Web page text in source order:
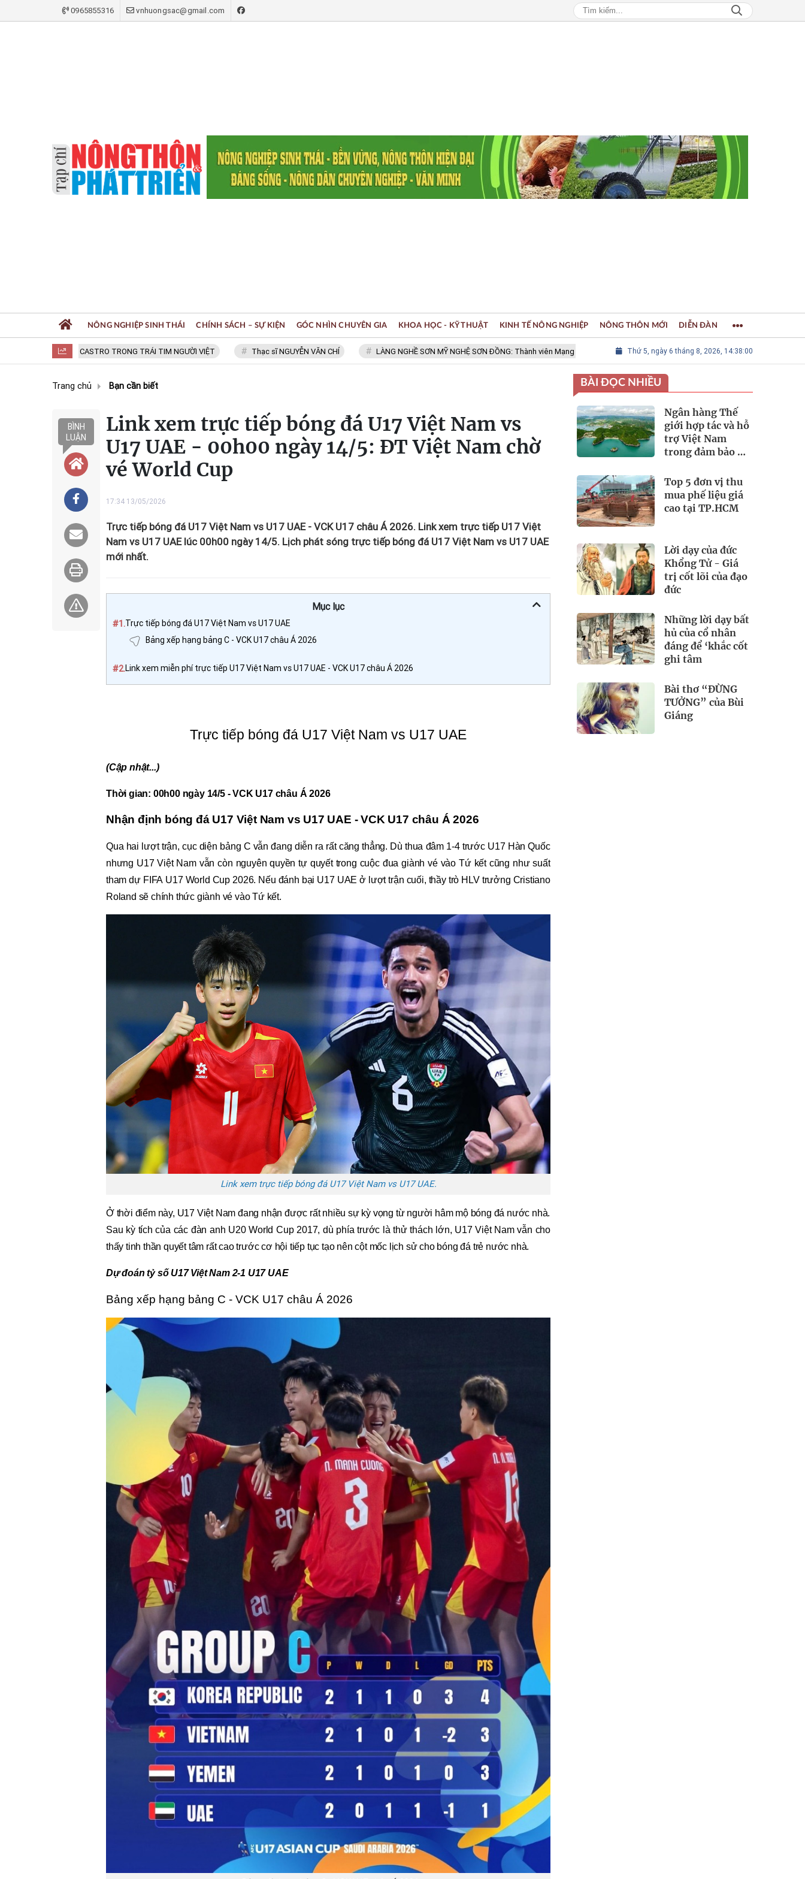
0965855316 vnhuongsac@gmail.com
FIDEL CASTRO TRONG TRÁI TIM NGƯỜI VIỆT Thạc sĩ NGUYỄN VĂN CHÍ LÀNG NGHỀ SƠN MỸ NGHỆ SƠN ĐỒNG: Thành viên Mạng lưới các Thành phố Thủ công sáng tạo Thế giới LÀNG NGHỀ
Thứ 5, ngày 6 tháng 8, 2026, 14:38:02
NÔNG NGHIỆP SINH THÁI CHÍNH SÁCH – SỰ KIỆN GÓC NHÌN CHUYÊN GIA KHOA HỌC - KỸ THUẬT KINH TẾ NÔNG NGHIỆP NÔNG THÔN MỚI DIỄN ĐÀN
Trang chủ Bạn cần biết
BÌNH
LUẬN
Link xem trực tiếp bóng đá U17 Việt Nam vs
U17 UAE - 00h00 ngày 14/5: ĐT Việt Nam chờ
vé World Cup
17:34 13/05/2026
Trực tiếp bóng đá U17 Việt Nam vs U17 UAE - VCK U17 châu Á 2026. Link xem trực tiếp U17 Việt
Nam vs U17 UAE lúc 00h00 ngày 14/5. Lịch phát sóng trực tiếp bóng đá U17 Việt Nam vs U17 UAE
mới nhất.
Mục lục
#1.Trực tiếp bóng đá U17 Việt Nam vs U17 UAE
Bảng xếp hạng bảng C - VCK U17 châu Á 2026
#2.Link xem miễn phí trực tiếp U17 Việt Nam vs U17 UAE - VCK U17 châu Á 2026
Trực tiếp bóng đá U17 Việt Nam vs U17 UAE
(Cập nhật...)
Thời gian: 00h00 ngày 14/5 - VCK U17 châu Á 2026
Nhận định bóng đá U17 Việt Nam vs U17 UAE - VCK U17 châu Á 2026
Qua hai lượt trận, cục diện bảng C vẫn đang diễn ra rất căng thẳng. Dù thua đâm 1-4 trước U17 Hàn Quốc
nhưng U17 Việt Nam vẫn còn nguyên quyền tự quyết trong cuộc đua giành vé vào Tứ kết cũng như suất
tham dự FIFA U17 World Cup 2026. Nếu đánh bại U17 UAE ở lượt trận cuối, thầy trò HLV trưởng Cristiano
Roland sẽ chính thức giành vé vào Tứ kết.
Link xem trực tiếp bóng đá U17 Việt Nam vs U17 UAE.
Ở thời điểm này, U17 Việt Nam đang nhận được rất nhiều sự kỳ vọng từ người hâm mộ bóng đá nước nhà.
Sau kỳ tích của các đàn anh U20 World Cup 2017, dù phía trước là thử thách lớn, U17 Việt Nam vẫn cho
thấy tinh thần quyết tâm rất cao trước cơ hội tiếp tục tạo nên cột mốc lịch sử cho bóng đá trẻ nước nhà.
Dự đoán tỷ số U17 Việt Nam 2-1 U17 UAE
Bảng xếp hạng bảng C - VCK U17 châu Á 2026
BÀI ĐỌC NHIỀU
Ngân hàng Thế
giới hợp tác và hỗ
trợ Việt Nam
trong đảm bảo an
Top 5 đơn vị thu
mua phế liệu giá
cao tại TP.HCM
Lời dạy của đức
Khổng Tử - Giá
trị cốt lõi của đạo
đức
Những lời dạy bất
hủ của cổ nhân
đáng để ‘khắc cốt
ghi tâm
Bài thơ “ĐỪNG
TƯỞNG” của Bùi
Giáng